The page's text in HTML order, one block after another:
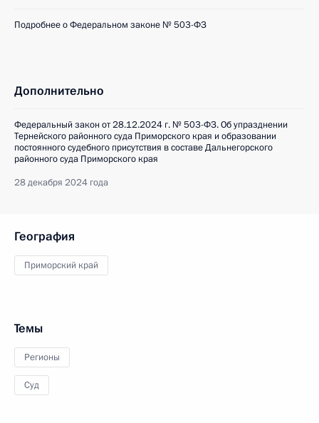
Подробнее о Федеральном законе № 503-ФЗ
Дополнительно
Федеральный закон от 28.12.2024 г. № 503-ФЗ. Об упразднении
Тернейского районного суда Приморского края и образовании
постоянного судебного присутствия в составе Дальнегорского
районного суда Приморского края
28 декабря 2024 года
География
Приморский край
Темы
Регионы
Суд